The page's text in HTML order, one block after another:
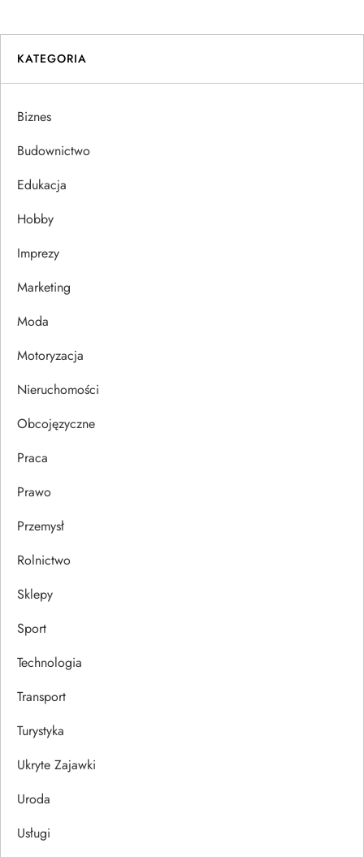
g
a
c
j
a
w
p
i
s
u
KATEGORIA
Biznes
Budownictwo
Edukacja
Hobby
Imprezy
Marketing
Moda
Motoryzacja
Nieruchomości
Obcojęzyczne
Praca
Prawo
Przemysł
Rolnictwo
Sklepy
Sport
Technologia
Transport
Turystyka
Ukryte Zajawki
Uroda
Usługi